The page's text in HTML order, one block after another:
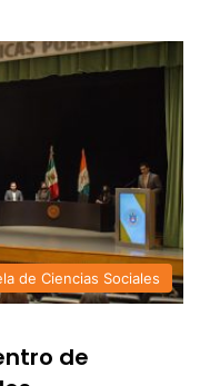
de Ciencias Sociales
de